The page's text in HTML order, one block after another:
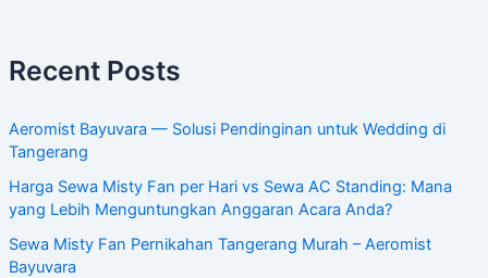
Recent Posts
Aeromist Bayuvara — Solusi Pendinginan untuk Wedding di
Tangerang
Harga Sewa Misty Fan per Hari vs Sewa AC Standing: Mana
yang Lebih Menguntungkan Anggaran Acara Anda?
Sewa Misty Fan Pernikahan Tangerang Murah – Aeromist
Bayuvara